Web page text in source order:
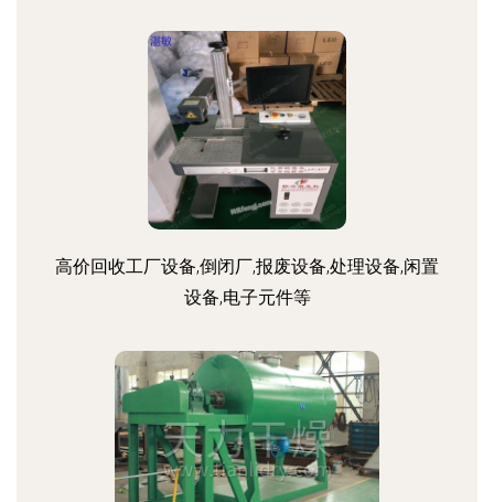
高价回收工厂设备,倒闭厂,报废设备,处理设备,闲置
设备,电子元件等